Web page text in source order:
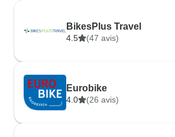
BikesPlus Travel
4.5 (47 avis)
Eurobike
4.0 (26 avis)